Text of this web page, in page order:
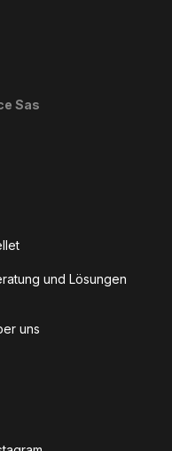
Sas
und Lösungen
uns